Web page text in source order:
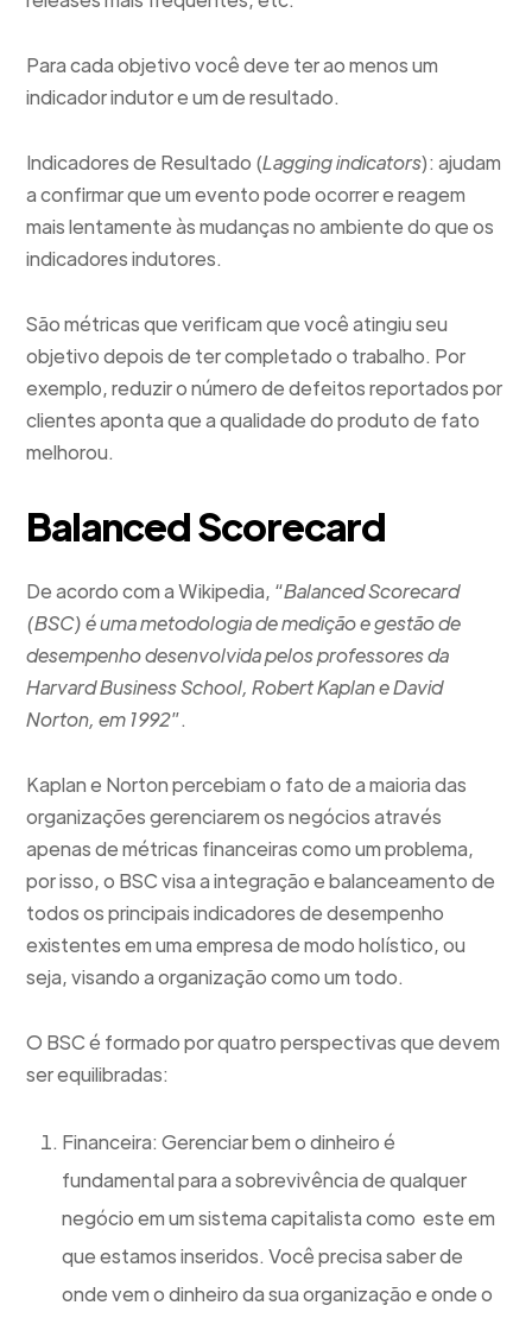
Para cada objetivo você deve ter ao menos um
indicador indutor e um de resultado.
Indicadores de Resultado (Lagging indicators): ajudam
a confirmar que um evento pode ocorrer e reagem
mais lentamente às mudanças no ambiente do que os
indicadores indutores.
São métricas que verificam que você atingiu seu
objetivo depois de ter completado o trabalho. Por
exemplo, reduzir o número de defeitos reportados por
clientes aponta que a qualidade do produto de fato
melhorou.
Balanced Scorecard
De acordo com a Wikipedia, “Balanced Scorecard
(BSC) é uma metodologia de medição e gestão de
desempenho desenvolvida pelos professores da
Harvard Business School, Robert Kaplan e David
Norton, em 1992”.
Kaplan e Norton percebiam o fato de a maioria das
organizações gerenciarem os negócios através
apenas de métricas financeiras como um problema,
por isso, o BSC visa a integração e balanceamento de
todos os principais indicadores de desempenho
existentes em uma empresa de modo holístico, ou
seja, visando a organização como um todo.
O BSC é formado por quatro perspectivas que devem
ser equilibradas:
Financeira: Gerenciar bem o dinheiro é
fundamental para a sobrevivência de qualquer
negócio em um sistema capitalista como este em
que estamos inseridos. Você precisa saber de
onde vem o dinheiro da sua organização e onde o